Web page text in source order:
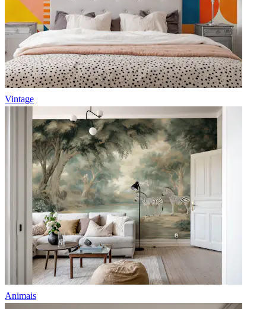
Vintage
Animais